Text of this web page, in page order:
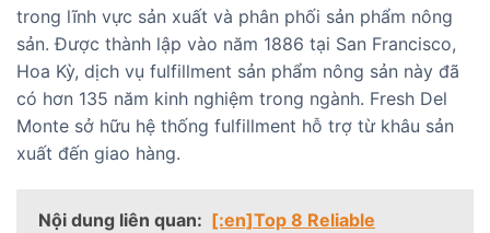
trong lĩnh vực sản xuất và phân phối sản phẩm nông
sản. Được thành lập vào năm 1886 tại San Francisco,
Hoa Kỳ, dịch vụ fulfillment sản phẩm nông sản này đã
có hơn 135 năm kinh nghiệm trong ngành. Fresh Del
Monte sở hữu hệ thống fulfillment hỗ trợ từ khâu sản
xuất đến giao hàng.
Nội dung liên quan: [:en]Top 8 Reliable